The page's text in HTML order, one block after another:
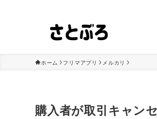
ホーム フリマアプリ メルカリ
購入者が取引キャン